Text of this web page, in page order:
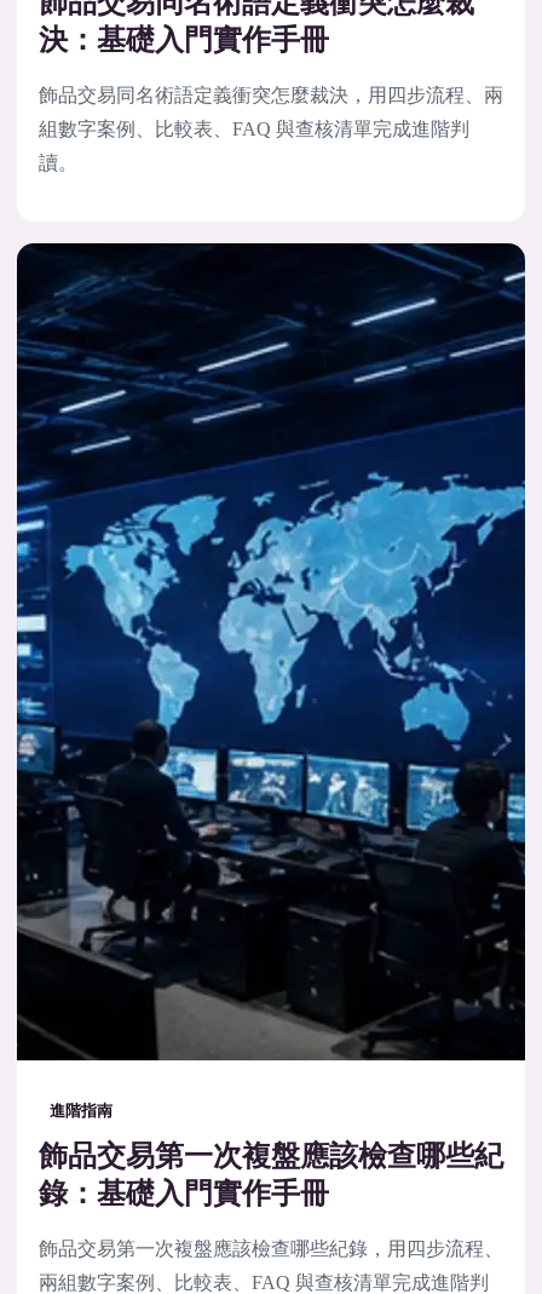
決：基礎入門實作手冊
飾品交易同名術語定義衝突怎麼裁決，用四步流程、兩
組數字案例、比較表、FAQ 與查核清單完成進階判
讀。
進階指南
飾品交易第一次複盤應該檢查哪些紀
錄：基礎入門實作手冊
飾品交易第一次複盤應該檢查哪些紀錄，用四步流程、
兩組數字案例、比較表、FAQ 與查核清單完成進階判